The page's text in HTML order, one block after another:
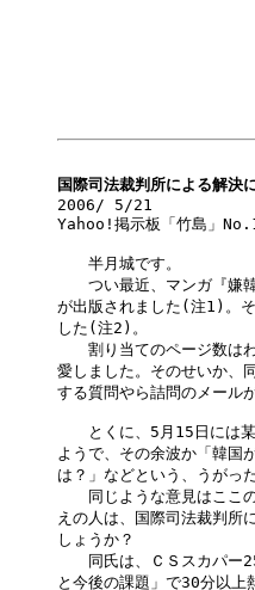
国際司法裁判所による解決
2006/ 5/21
Yahoo!掲示板「竹島」
半月城です。
つい最近、マンガ『嫌韓
が出版されました(注1)。
した(注2)。
割り当てのページ数はわ
愛しました。そのせいか、
する質問やら詰問のメール
とくに、5月15日には某
ようで、その余波か「韓国
は？」などという、うがっ
同じような意見はここの
えの人は、国際司法裁判所
しょうか？
同氏は、ＣＳスカパー
と今後の課題」で30分以上